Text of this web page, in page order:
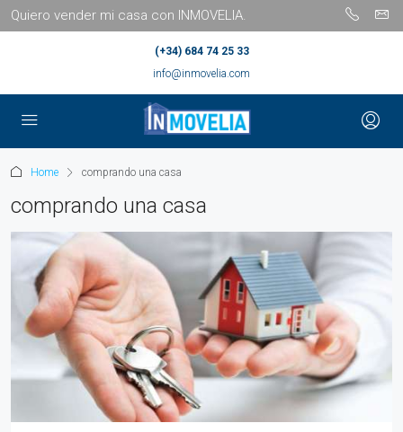
Quiero vender mi casa con INMOVELIA.
(+34) 684 74 25 33
info@inmovelia.com
Home comprando una casa
comprando una casa